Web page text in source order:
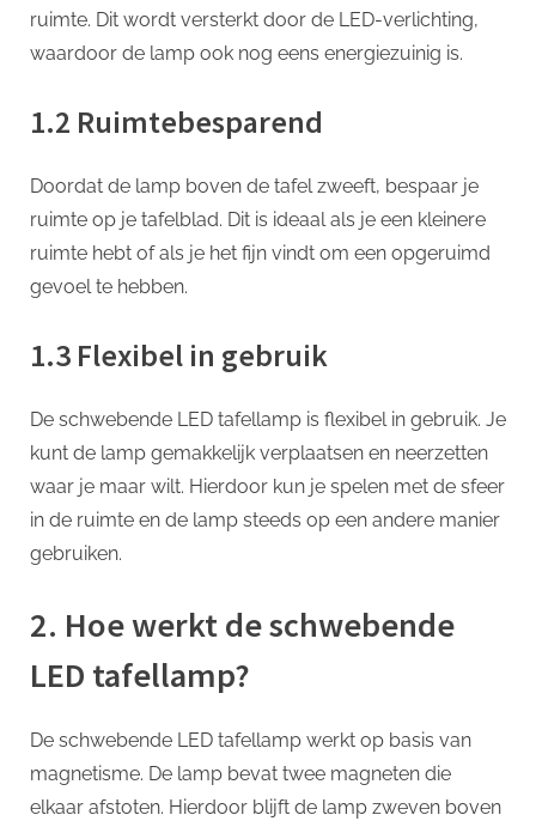
ruimte. Dit wordt versterkt door de LED-verlichting,
waardoor de lamp ook nog eens energiezuinig is.
1.2 Ruimtebesparend
Doordat de lamp boven de tafel zweeft, bespaar je
ruimte op je tafelblad. Dit is ideaal als je een kleinere
ruimte hebt of als je het fijn vindt om een opgeruimd
gevoel te hebben.
1.3 Flexibel in gebruik
De schwebende LED tafellamp is flexibel in gebruik. Je
kunt de lamp gemakkelijk verplaatsen en neerzetten
waar je maar wilt. Hierdoor kun je spelen met de sfeer
in de ruimte en de lamp steeds op een andere manier
gebruiken.
2. Hoe werkt de schwebende
LED tafellamp?
De schwebende LED tafellamp werkt op basis van
magnetisme. De lamp bevat twee magneten die
elkaar afstoten. Hierdoor blijft de lamp zweven boven